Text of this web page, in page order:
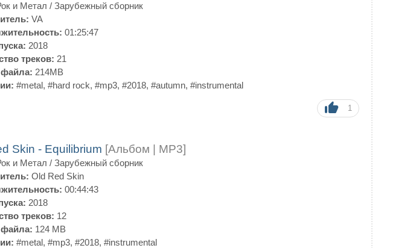
и Метал / Зарубежный сборник
VA
01:25:47
2018
треков: 21
214MB
#metal, #hard rock, #mp3, #2018, #autumn, #instrumental
1
Skin - Equilibrium [Альбом | MP3]
и Метал / Зарубежный сборник
Old Red Skin
00:44:43
2018
треков: 12
124 MB
#metal, #mp3, #2018, #instrumental